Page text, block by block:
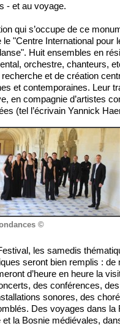
- et au voyage.
qui s’occupe de ce
le "Centre International pour
Huit ensembles en
orchestre, chanteurs,
et de création
et contemporaines. Leur
en compagnie d’artistes
(tel l’écrivain Yannick
©
seront bien remplis : de
d’heure en heure la
des conférences,
sonores, des
Des voyages dans la
et la Bosnie médiévales,